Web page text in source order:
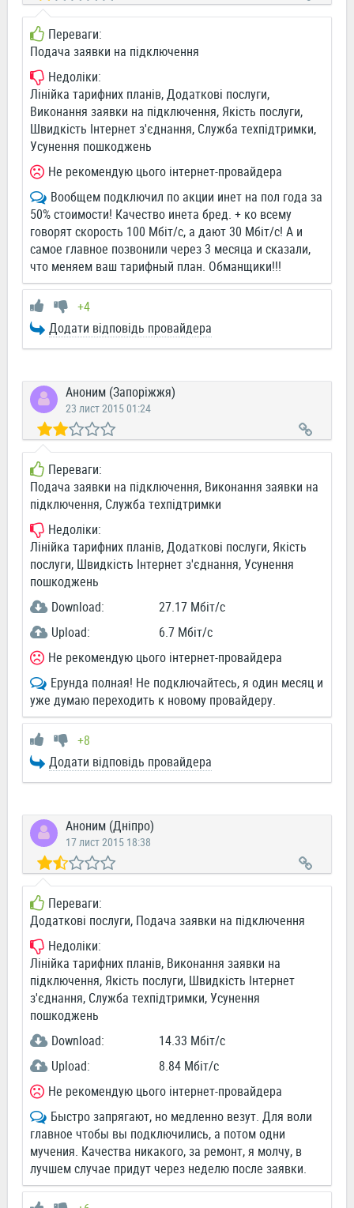
Переваги:
Подача заявки на підключення
Недоліки:
Лінійка тарифних планів, Додаткові послуги,
Виконання заявки на підключення, Якість послуги,
Швидкість Інтернет з'єднання, Служба техпідтримки,
Усунення пошкоджень
Не рекомендую цього інтернет-провайдера
Вообщем подключил по акции инет на пол года за
50% стоимости! Качество инета бред. + ко всему
говорят скорость 100 Мбіт/с, а дают 30 Мбіт/с! А и
самое главное позвонили через 3 месяца и сказали,
что меняем ваш тарифный план. Обманщики!!!
+4
Додати відповідь провайдера
Аноним (Запоріжжя)
23 лист 2015 01:24
Переваги:
Подача заявки на підключення, Виконання заявки на
підключення, Служба техпідтримки
Недоліки:
Лінійка тарифних планів, Додаткові послуги, Якість
послуги, Швидкість Інтернет з'єднання, Усунення
пошкоджень
Download:
27.17 Мбіт/c
Upload:
6.7 Мбіт/c
Не рекомендую цього інтернет-провайдера
Ерунда полная! Не подключайтесь, я один месяц и
уже думаю переходить к новому провайдеру.
+8
Додати відповідь провайдера
Аноним (Дніпро)
17 лист 2015 18:38
Переваги:
Додаткові послуги, Подача заявки на підключення
Недоліки:
Лінійка тарифних планів, Виконання заявки на
підключення, Якість послуги, Швидкість Інтернет
з'єднання, Служба техпідтримки, Усунення
пошкоджень
Download:
14.33 Мбіт/c
Upload:
8.84 Мбіт/c
Не рекомендую цього інтернет-провайдера
Быстро запрягают, но медленно везут. Для воли
главное чтобы вы подключились, а потом одни
мучения. Качества никакого, за ремонт, я молчу, в
лучшем случае придут через неделю после заявки.